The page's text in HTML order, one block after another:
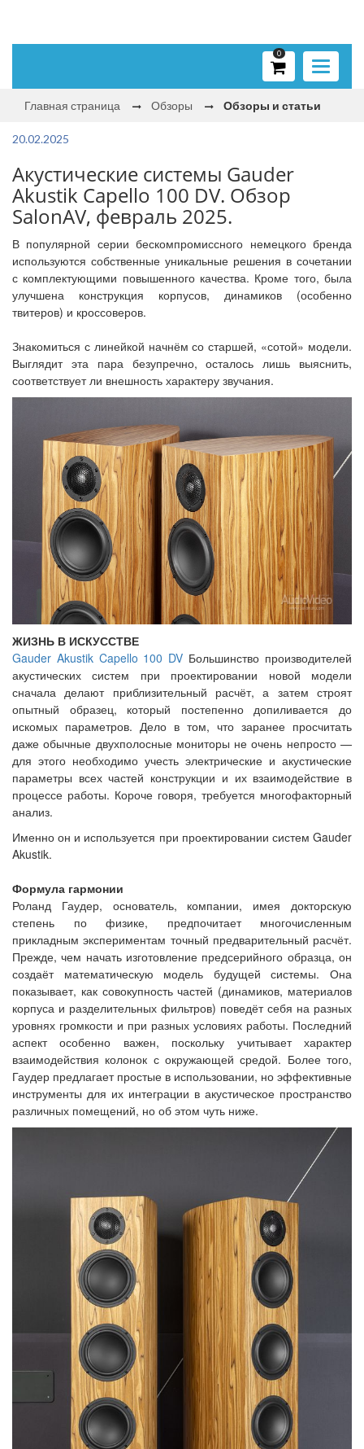
Toggle
0
Главная страница Обзоры Обзоры и статьи
20.02.2025
Акустические системы Gauder
Akustik Capello 100 DV. Обзор
SalonAV, февраль 2025.
В популярной серии бескомпромиссного немецкого бренда
используются собственные уникальные решения в сочетании
с комплектующими повышенного качества. Кроме того, была
улучшена конструкция корпусов, динамиков (особенно
твитеров) и кроссоверов.
Знакомиться с линейкой начнём со старшей, «сотой» модели.
Выглядит эта пара безупречно, осталось лишь выяснить,
соответствует ли внешность характеру звучания.
ЖИЗНЬ В ИСКУССТВЕ
Gauder Akustik Capello 100 DV Большинство производителей
акустических систем при проектировании новой модели
сначала делают приблизительный расчёт, а затем строят
опытный образец, который постепенно допиливается до
искомых параметров. Дело в том, что заранее просчитать
даже обычные двухполосные мониторы не очень непросто —
для этого необходимо учесть электрические и акустические
параметры всех частей конструкции и их взаимодействие в
процессе работы. Короче говоря, требуется многофакторный
анализ.
Именно он и используется при проектировании систем Gauder
Akustik.
Формула гармонии
Роланд Гаудер, основатель, компании, имея докторскую
степень по физике, предпочитает многочисленным
прикладным экспериментам точный предварительный расчёт.
Прежде, чем начать изготовление предсерийного образца, он
создаёт математическую модель будущей системы. Она
показывает, как совокупность частей (динамиков, материалов
корпуса и разделительных фильтров) поведёт себя на разных
уровнях громкости и при разных условиях работы. Последний
аспект особенно важен, поскольку учитывает характер
взаимодействия колонок с окружающей средой. Более того,
Гаудер предлагает простые в использовании, но эффективные
инструменты для их интеграции в акустическое пространство
различных помещений, но об этом чуть ниже.